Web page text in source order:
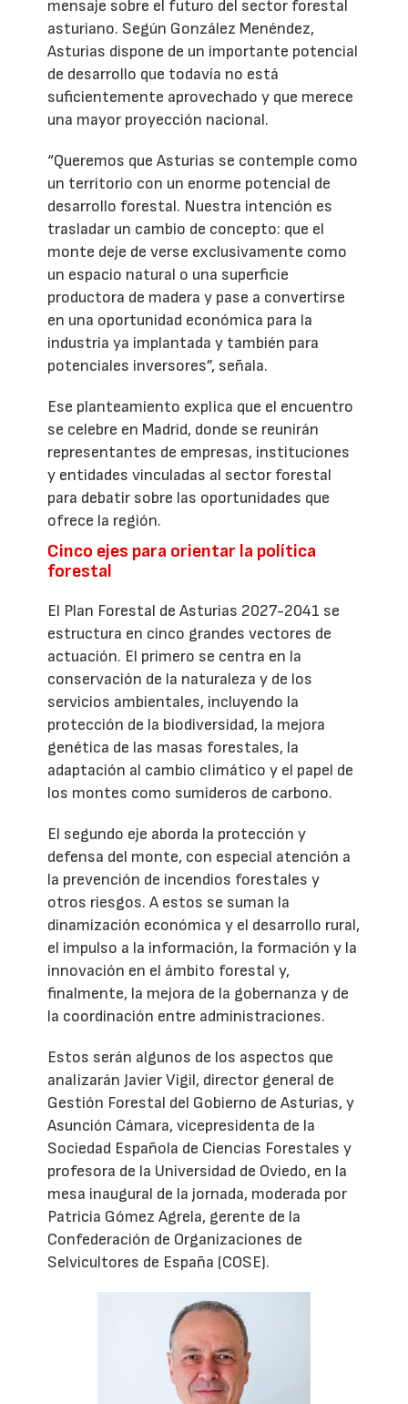
mensaje sobre el futuro del sector forestal
asturiano. Según González Menéndez,
Asturias dispone de un importante potencial
de desarrollo que todavía no está
suficientemente aprovechado y que merece
una mayor proyección nacional.
“Queremos que Asturias se contemple como
un territorio con un enorme potencial de
desarrollo forestal. Nuestra intención es
trasladar un cambio de concepto: que el
monte deje de verse exclusivamente como
un espacio natural o una superficie
productora de madera y pase a convertirse
en una oportunidad económica para la
industria ya implantada y también para
potenciales inversores”, señala.
Ese planteamiento explica que el encuentro
se celebre en Madrid, donde se reunirán
representantes de empresas, instituciones
y entidades vinculadas al sector forestal
para debatir sobre las oportunidades que
ofrece la región.
Cinco ejes para orientar la política
forestal
El Plan Forestal de Asturias 2027-2041 se
estructura en cinco grandes vectores de
actuación. El primero se centra en la
conservación de la naturaleza y de los
servicios ambientales, incluyendo la
protección de la biodiversidad, la mejora
genética de las masas forestales, la
adaptación al cambio climático y el papel de
los montes como sumideros de carbono.
El segundo eje aborda la protección y
defensa del monte, con especial atención a
la prevención de incendios forestales y
otros riesgos. A estos se suman la
dinamización económica y el desarrollo rural,
el impulso a la información, la formación y la
innovación en el ámbito forestal y,
finalmente, la mejora de la gobernanza y de
la coordinación entre administraciones.
Estos serán algunos de los aspectos que
analizarán Javier Vigil, director general de
Gestión Forestal del Gobierno de Asturias, y
Asunción Cámara, vicepresidenta de la
Sociedad Española de Ciencias Forestales y
profesora de la Universidad de Oviedo, en la
mesa inaugural de la jornada, moderada por
Patricia Gómez Agrela, gerente de la
Confederación de Organizaciones de
Selvicultores de España (COSE).